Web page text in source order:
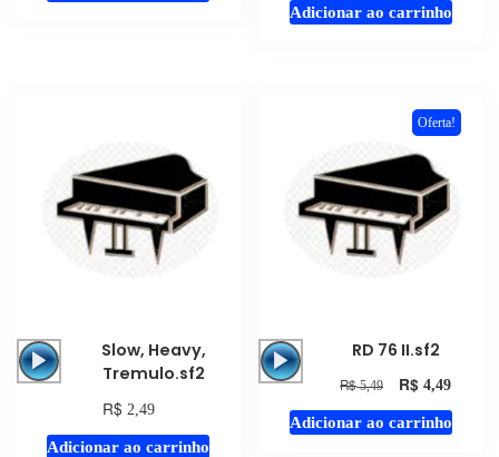
Adicionar ao carrinho
Tocador
de
Slow, Heavy,
Tremulo.sf2
R$ 2,49
Adicionar ao carrinho
Oferta!
Tocador
áudio
RD 76 II.sf2
R$5,49 R$ 4,49
Adicionar ao carrinho